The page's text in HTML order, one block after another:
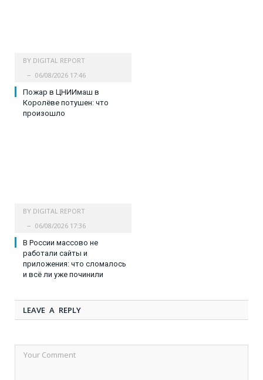
BY DIGITAL REPORT
06/08/2026 17:46
Пожар в ЦНИИмаш в
Королёве потушен: что
произошло
BY DIGITAL REPORT
06/08/2026 17:36
В России массово не
работали сайты и
приложения: что сломалось
и всё ли уже починили
LEAVE A REPLY